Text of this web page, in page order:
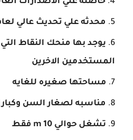
محدثه علي تحديث عالي لعام
يوجد بها منحك النقاط
المستخدمين الاخرين
مساحتها صغيره للغايه
مناسبه لصغار السن
تشغل حوالي 10 m فقط